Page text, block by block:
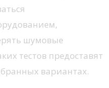
шумовые
тестов предоставят
вариантах.